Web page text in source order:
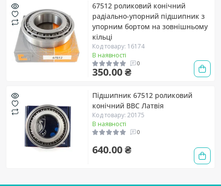
67512 роликовий конічний
радіально-упорний підшипник з
упорним бортом на зовнішньому
кільці
Код товару: 16174
В наявності
0
350.00 ₴
Підшипник 67512 роликовий
конічний BBC Латвія
Код товару: 20175
В наявності
0
640.00 ₴